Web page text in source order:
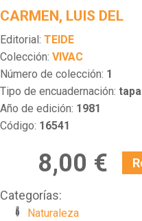
CARMEN, LUIS DEL
Editorial: TEIDE
Colección: VIVAC
Número de colección: 1
Tipo de encuadernación:
Año de edición: 1981
Código: 16541
8,00 €
Categorías:
Naturaleza